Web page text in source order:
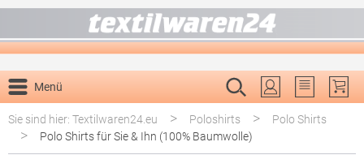
Menü
Du hast 0
Sie sind hier: Textilwaren24.eu
> Poloshirts > Polo Shirts
> Polo Shirts für Sie & Ihn (100% Baumwolle)